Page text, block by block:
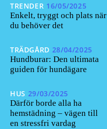
TRENDER 16/05/2025
Enkelt, tryggt och plats när
du behöver det
TRÄDGÅRD 28/04/2025
Hundburar: Den ultimata
guiden för hundägare
HUS 29/03/2025
Därför borde alla ha
hemstädning – vägen till
en stressfri vardag